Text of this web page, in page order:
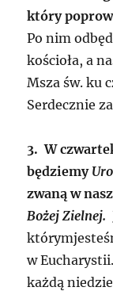
który
Po nim
kościoła, a
Msza św. ku
Serdecznie
3. W
będziemy
zwaną w
Bożej Zielnej.
w
każdą